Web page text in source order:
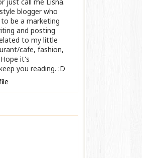
blogger who
be a marketing
and posting
to my little
cafe, fashion,
it's
you reading. :D